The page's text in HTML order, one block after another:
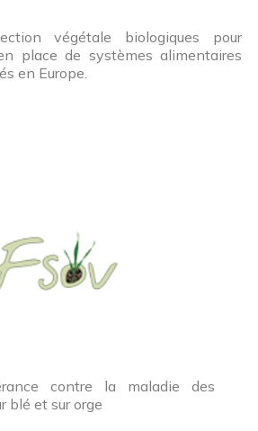
végétale biologiques pour
place de systèmes alimentaires
en Europe.
contre la maladie des
blé et sur orge